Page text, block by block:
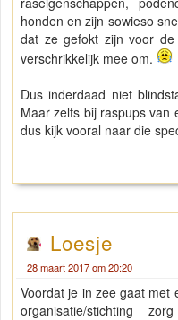
honden en zijn sowieso
dat ze gefokt zijn voor
verschrikkelijk mee om.
Dus inderdaad niet
Maar zelfs bij raspups van
dus kijk vooral naar die
Loesje
28 maart 2017 om 20:20
Voordat je in zee gaat met
organisatie/stichting